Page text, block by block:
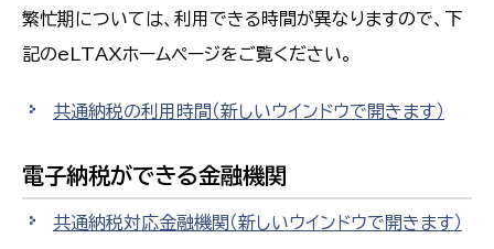
繁忙期については、利用できる時間が異なりますので、下
記のeLTAXホームページをご覧ください。
共通納税の利用時間 （新しいウインドウで開きます）
電子納税ができる金融機関
共通納税対応金融機関 （新しいウインドウで開きます）